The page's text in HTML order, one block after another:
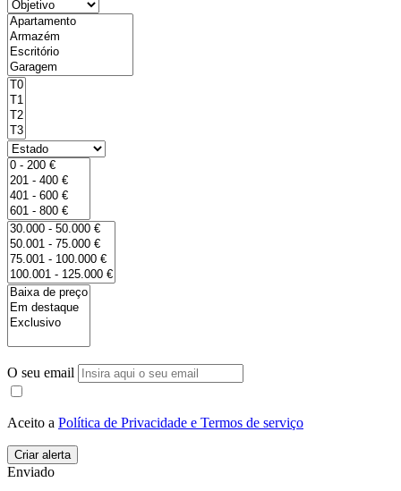
O seu email
Aceito a Política de Privacidade e Termos de serviço
Enviado